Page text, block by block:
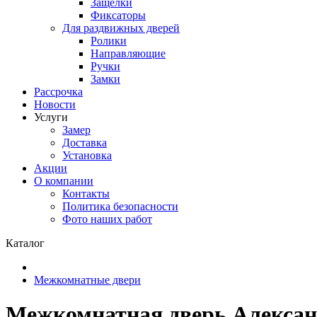
Защелки
Фиксаторы
Для раздвижных дверей
Ролики
Направляющие
Ручки
Замки
Рассрочка
Новости
Услуги
Замер
Доставка
Установка
Акции
О компании
Контакты
Политика безопасности
Фото наших работ
Каталог
Межкомнатные двери